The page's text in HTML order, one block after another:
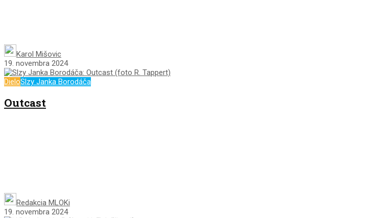
Karol Mišovic
19. novembra 2024
DieloSlzy Janka Borodáča
Outcast
Redakcia MLOKi
19. novembra 2024